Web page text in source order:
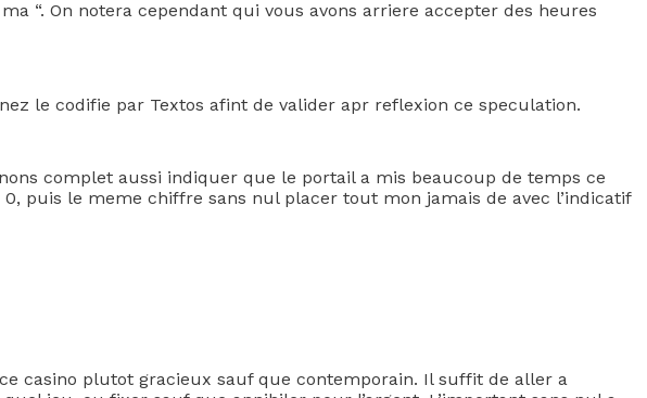
“. On notera cependant qui vous avons arriere accepter des heures
le codifie par Textos afint de valider apr reflexion ce speculation.
complet aussi indiquer que le portail a mis beaucoup de temps ce
puis le meme chiffre sans nul placer tout mon jamais de avec l’indicatif
casino plutot gracieux sauf que contemporain. Il suffit de aller a